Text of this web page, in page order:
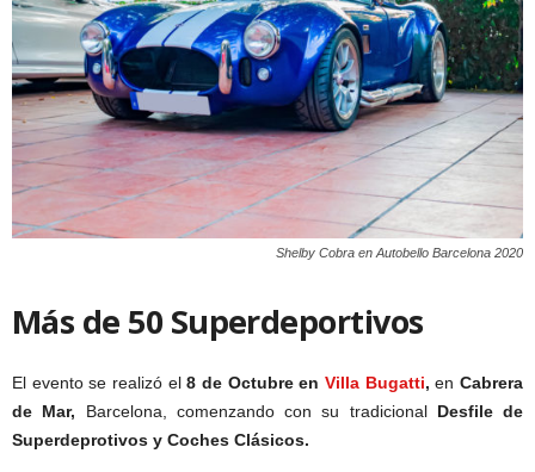
Shelby Cobra en Autobello Barcelona 2020
Más de 50 Superdeportivos
El evento se realizó el8 de Octubre enVilla Bugatti, enCabrera
de Mar, Barcelona, comenzando con su tradicional Desfile de
Superdeprotivos y Coches Clásicos.